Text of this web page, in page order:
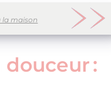
la maison
: